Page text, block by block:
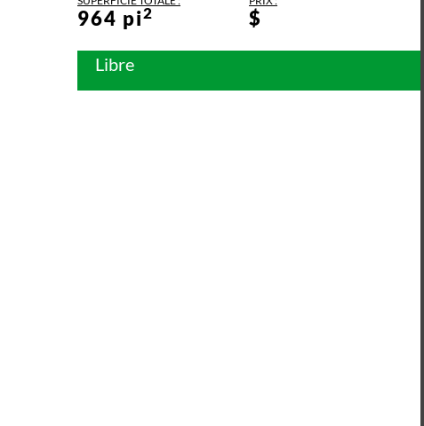
964 pi2 $
Libre